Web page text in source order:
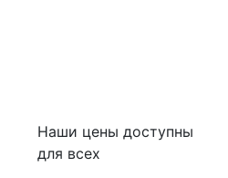
Наши цены доступны
для всех